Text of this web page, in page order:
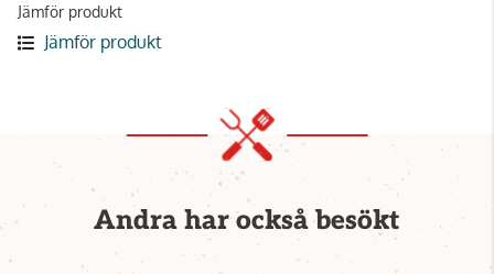
Jämför produkt
Jämför produkt
Andra har också besökt